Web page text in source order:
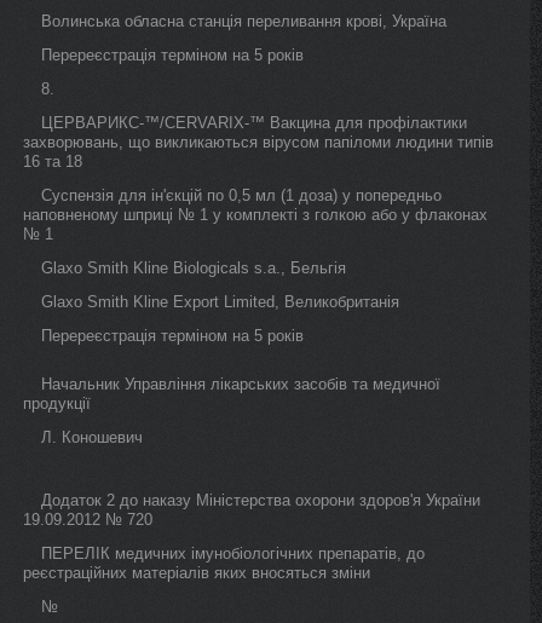
Волинська обласна станція переливання крові, Україна
Перереєстрація терміном на 5 років
8.
ЦЕРВАРИКС-™/CERVARIX-™ Вакцина для профілактики
захворювань, що викликаються вірусом папіломи людини типів
16 та 18
Суспензія для ін'єкцій по 0,5 мл (1 доза) у попередньо
наповненому шприці № 1 у комплекті з голкою або у флаконах
№ 1
Glaxo Smith Kline Biologicals s.a., Бельгія
Glaxo Smith Kline Export Limited, Великобританія
Перереєстрація терміном на 5 років
Начальник Управління лікарських засобів та медичної
продукції
Л. Коношевич
Додаток 2 до наказу Міністерства охорони здоров'я України
19.09.2012 № 720
ПЕРЕЛІК медичних імунобіологічних препаратів, до
реєстраційних матеріалів яких вносяться зміни
№